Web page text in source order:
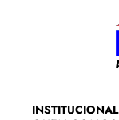
INSTITUCIONAL